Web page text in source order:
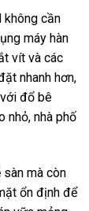
không cần
máy hàn
vít và các
nhanh hơn,
đổ bê
nhỏ, nhà phố
mà còn
ổn định để